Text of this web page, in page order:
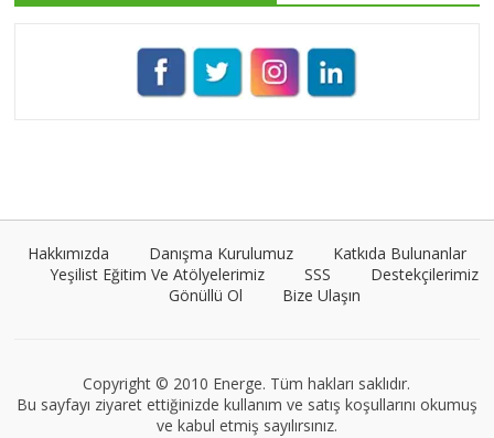
Hakkımızda Danışma Kurulumuz
Katkıda Bulunanlar
Yeşilist Eğitim Ve Atölyelerimiz
SSS
Destekçilerimiz
Gönüllü Ol
Bize Ulaşın
Copyright © 2010 Energe. Tüm hakları saklıdır.
Bu sayfayı ziyaret ettiğinizde kullanım ve satış koşullarını okumuş
ve kabul etmiş sayılırsınız.